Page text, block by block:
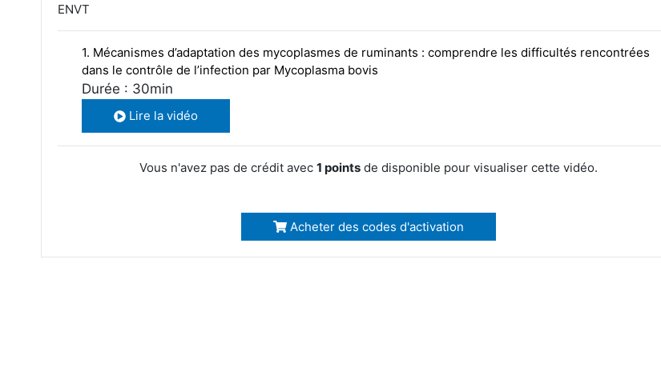
ENVT
1. Mécanismes d’adaptation des mycoplasmes de ruminants : comprendre les difficultés rencontrées
dans le contrôle de l’infection par Mycoplasma bovis
Durée : 30min
Lire la vidéo
Vous n'avez pas de crédit avec 1 points de disponible pour visualiser cette vidéo.
Acheter des codes d'activation